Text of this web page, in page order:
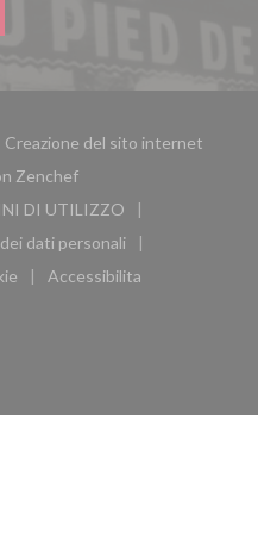
del sito internet
Zenchef((apre una nuova
finestra))
DI UTILIZZO
((apre una nuova finestra))
dati personali
((apre una nuova finestra))
nuova finestra))
Accessibilita